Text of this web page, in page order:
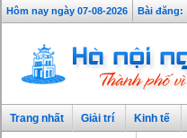
Hôm nay ngày 07-08-2026 Bài đăng:
Trang nhất Giải trí Kinh tế